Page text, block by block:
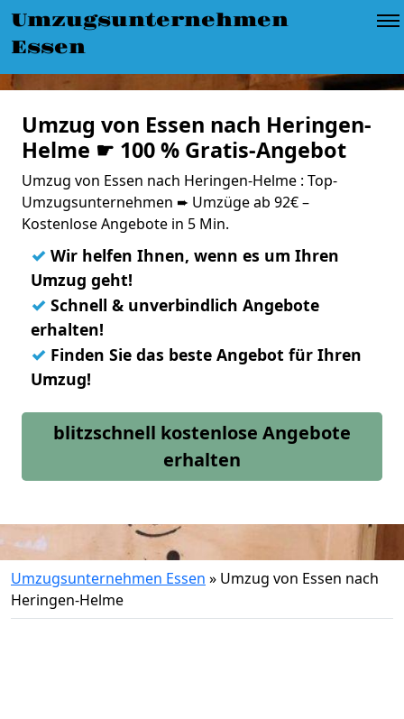
Umzugsunternehmen
Essen
Umzug von Essen nach Heringen-
Helme ☛ 100 % Gratis-Angebot
Umzug von Essen nach Heringen-Helme : Top-
Umzugsunternehmen ➨ Umzüge ab 92€ –
Kostenlose Angebote in 5 Min.
✓ Wir helfen Ihnen, wenn es um Ihren
Umzug geht!
✓ Schnell & unverbindlich Angebote
erhalten!
✓ Finden Sie das beste Angebot für Ihren
Umzug!
blitzschnell kostenlose Angebote
erhalten
Umzugsunternehmen Essen » Umzug von Essen nach
Heringen-Helme